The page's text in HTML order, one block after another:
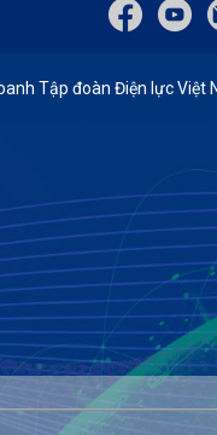
Tập đoàn Điện lực